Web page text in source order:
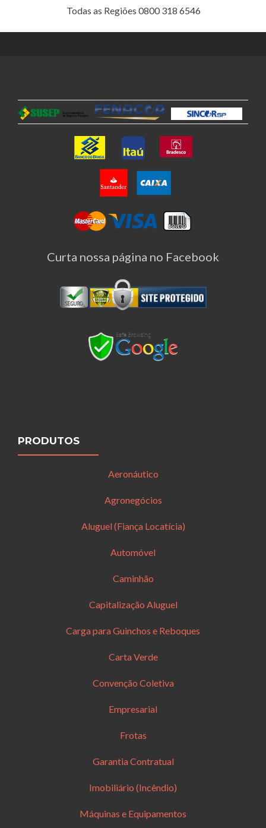
Todas as Regiões 0800 318 6546
Curta nossa página no Facebook
PRODUTOS
Aeronáutico
Agronegócios
Aluguel (Fiança Locatícia)
Automóvel
Caminhão
Capitalização Aluguel
Carga para Guinchos e Reboques
Carta Verde
Convenção Coletiva
Empresarial
Frotas
Garantia Contratual
Imobiliário (Incêndio)
Máquinas e Equipamentos